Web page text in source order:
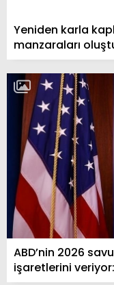
Yeniden karla
manzaraları
ABD’nin 2026
işaretlerini